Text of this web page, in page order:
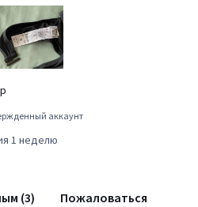
аккаунт
1 неделю
(3) Пожаловаться